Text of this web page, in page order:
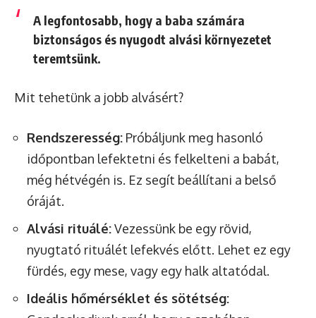
A legfontosabb, hogy a baba számára
biztonságos és nyugodt alvási környezetet
teremtsünk.
Mit tehetünk a jobb alvásért?
Rendszeresség: Próbáljunk meg hasonló
időpontban lefektetni és felkelteni a babát,
még hétvégén is. Ez segít beállítani a belső
óráját.
Alvási rituálé:Vezessünk be egy rövid,
nyugtató rituálét lefekvés előtt. Lehet ez egy
fürdés, egy mese, vagy egy halk altatódal.
Ideális hőmérséklet és sötétség: